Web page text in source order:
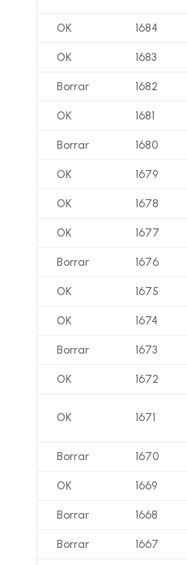
OK 1684
OK 1683
Borrar 1682
OK 1681
Borrar 1680
OK 1679
OK 1678
OK 1677
Borrar 1676
OK 1675
OK 1674
Borrar 1673
OK 1672
OK 1671
Borrar 1670
OK 1669
Borrar 1668
Borrar 1667